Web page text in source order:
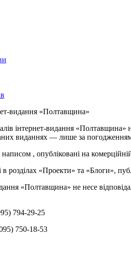
видання «Полтавщина»
інтернет-видання «Полтавщина»
виданнях — лише за
написом , опубліковані на
розділах «Проекти» та «Блоги»,
«Полтавщина» не несе
794-29-25
750-18-53